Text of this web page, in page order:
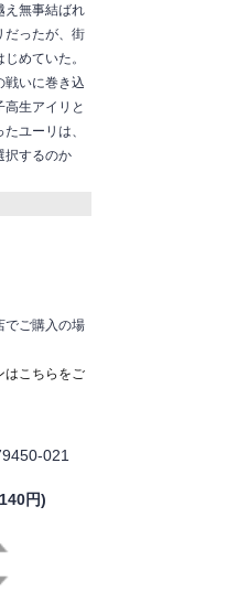
え無事結ばれ
だったが、街
めていた。
戦いに巻き込
生アイリと
ユーリは、
択するのか
でご購入の場
はこちらをご
021
円)